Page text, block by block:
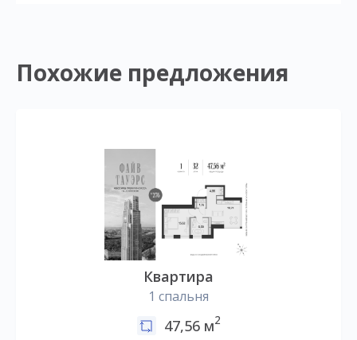
Похожие предложения
Квартира
1 спальня
47,56 м2